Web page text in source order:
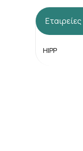
Εταιρείες
HIPP